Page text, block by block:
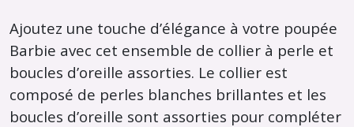
Ajoutez une touche d’élégance à votre poupée
Barbie avec cet ensemble de collier à perle et
boucles d’oreille assorties. Le collier est
composé de perles blanches brillantes et les
boucles d’oreille sont assorties pour compléter